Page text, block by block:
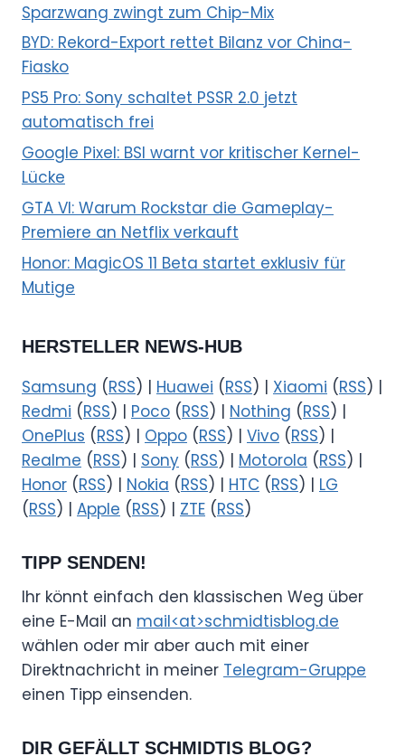
Sparzwang zwingt zum Chip-Mix
BYD: Rekord-Export rettet Bilanz vor China-
Fiasko
PS5 Pro: Sony schaltet PSSR 2.0 jetzt
automatisch frei
Google Pixel: BSI warnt vor kritischer Kernel-
Lücke
GTA VI: Warum Rockstar die Gameplay-
Premiere an Netflix verkauft
Honor: MagicOS 11 Beta startet exklusiv für
Mutige
HERSTELLER NEWS-HUB
Samsung (RSS) | Huawei (RSS) | Xiaomi (RSS) |
Redmi (RSS) | Poco (RSS) | Nothing (RSS) |
OnePlus (RSS) | Oppo (RSS) | Vivo (RSS) |
Realme (RSS) | Sony (RSS) | Motorola (RSS) |
Honor (RSS) | Nokia (RSS) | HTC (RSS) | LG
(RSS) | Apple (RSS) | ZTE (RSS)
TIPP SENDEN!
Ihr könnt einfach den klassischen Weg über
eine E-Mail an mail<at>schmidtisblog.de
wählen oder mir aber auch mit einer
Direktnachricht in meiner Telegram-Gruppe
einen Tipp einsenden.
DIR GEFÄLLT SCHMIDTIS BLOG?